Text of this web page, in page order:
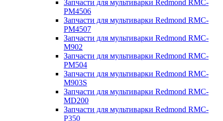
Запчасти для мультиварки Redmond RMC-
PM4506
Запчасти для мультиварки Redmond RMC-
PM4507
Запчасти для мультиварки Redmond RMC-
M902
Запчасти для мультиварки Redmond RMC-
PM504
Запчасти для мультиварки Redmond RMC-
M903S
Запчасти для мультиварки Redmond RMC-
MD200
Запчасти для мультиварки Redmond RMC-
P350